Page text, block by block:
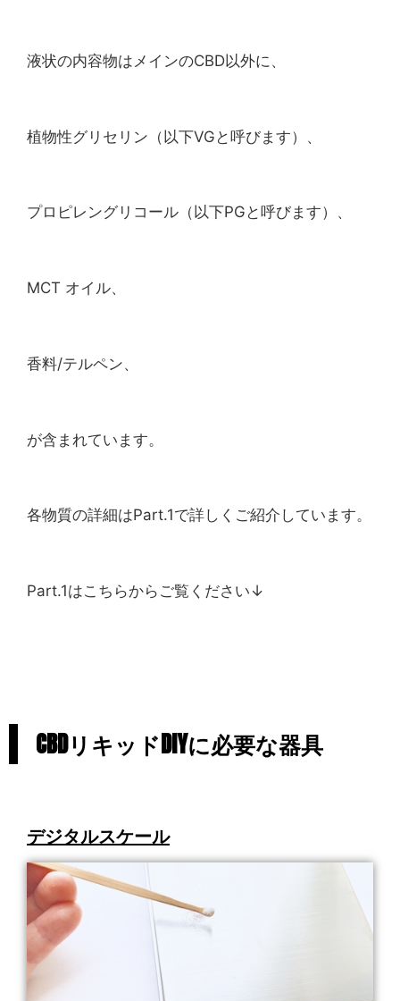
液状の内容物はメインのCBD以外に、
植物性グリセリン（以下VGと呼びます）、
プロピレングリコール（以下PGと呼びます）、
MCT オイル、
香料/テルペン、
が含まれています。
各物質の詳細はPart.1で詳しくご紹介しています。
Part.1はこちらからご覧ください↓
CBDリキッドDIYに必要な器具
デジタルスケール